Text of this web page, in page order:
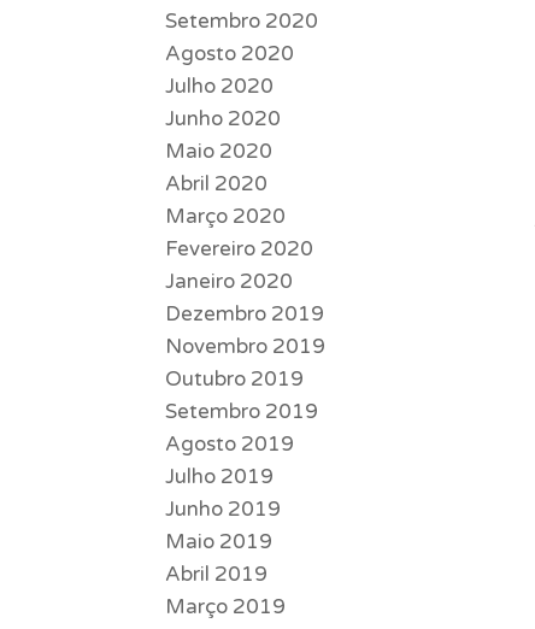
Setembro 2020
Agosto 2020
Julho 2020
Junho 2020
Maio 2020
Abril 2020
Março 2020
Fevereiro 2020
Janeiro 2020
Dezembro 2019
Novembro 2019
Outubro 2019
Setembro 2019
Agosto 2019
Julho 2019
Junho 2019
Maio 2019
Abril 2019
Março 2019